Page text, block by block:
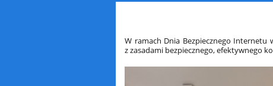
W ramach Dnia Bezpiecznego Internetu
z zasadami bezpiecznego, efektywnego